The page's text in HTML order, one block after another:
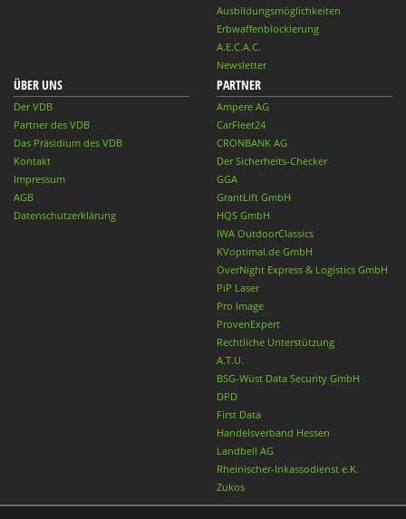
Ausbildungsmöglichkeiten
Erbwaffenblockierung
A.E.C.A.C.
Newsletter
ÜBER UNS
Der VDB
Partner des VDB
Das Präsidium des VDB
Kontakt
Impressum
AGB
Datenschutzerklärung
PARTNER
Ampere AG
CarFleet24
CRONBANK AG
Der Sicherheits-Checker
GGA
GrantLift GmbH
HQS GmbH
IWA OutdoorClassics
KVoptimal.de GmbH
OverNight Express & Logistics GmbH
PiP Laser
Pro Image
ProvenExpert
Rechtliche Unterstützung
A.T.U.
BSG-Wüst Data Security GmbH
DPD
First Data
Handelsverband Hessen
Landbell AG
Rheinischer-Inkassodienst e.K.
Zukos